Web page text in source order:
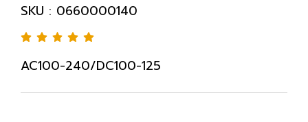
SKU : 0660000140
AC100-240/DC100-125